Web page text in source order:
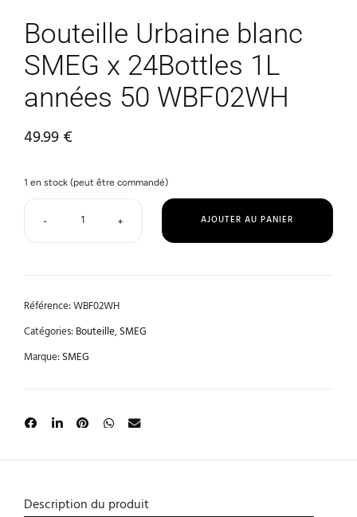
Bouteille Urbaine blanc
SMEG x 24Bottles 1L
années 50 WBF02WH
49.99€
1 en stock (peut être commandé)
+
- AJOUTER AU PANIER
Référence:WBF02WH
Catégories:Bouteille,SMEG
Marque:SMEG
Description du produit